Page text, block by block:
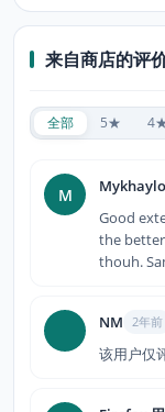
来自商店的评
全部 5★
M
Good
the
thouh.
NM 2年前
该用户仅